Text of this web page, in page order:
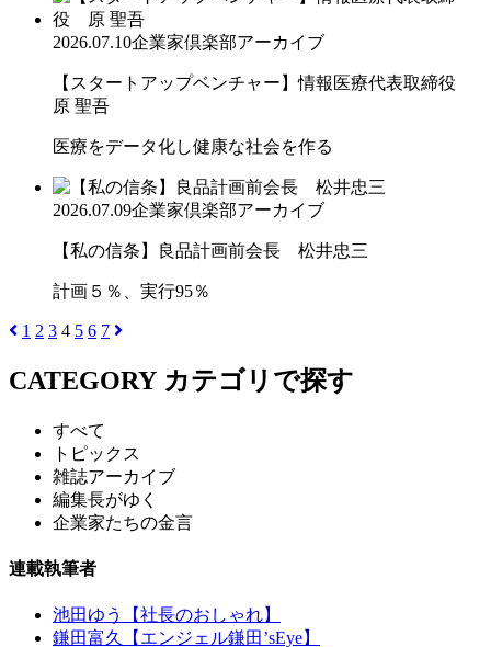
2026.07.10企業家倶楽部アーカイブ
【スタートアップベンチャー】情報医療代表取締役
原 聖吾
医療をデータ化し健康な社会を作る
2026.07.09企業家倶楽部アーカイブ
【私の信条】良品計画前会長 松井忠三
計画５％、実行95％
1 2 3 4 5 6 7
CATEGORY カテゴリで探す
すべて
トピックス
雑誌アーカイブ
編集長がゆく
企業家たちの金言
連載執筆者
池田ゆう【社長のおしゃれ】
鎌田富久【エンジェル鎌田’sEye】